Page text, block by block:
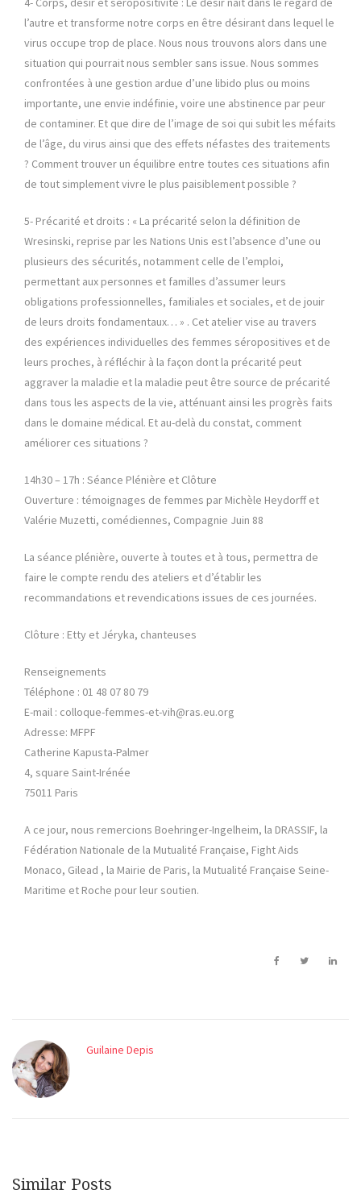
l’autre et transforme notre corps en être désirant dans lequel le
virus occupe trop de place. Nous nous trouvons alors dans une
situation qui pourrait nous sembler sans issue. Nous sommes
confrontées à une gestion ardue d’une libido plus ou moins
importante, une envie indéfinie, voire une abstinence par peur
de contaminer. Et que dire de l’image de soi qui subit les méfaits
de l’âge, du virus ainsi que des effets néfastes des traitements
? Comment trouver un équilibre entre toutes ces situations afin
de tout simplement vivre le plus paisiblement possible ?
5- Précarité et droits : « La précarité selon la définition de
Wresinski, reprise par les Nations Unis est l’absence d’une ou
plusieurs des sécurités, notamment celle de l’emploi,
permettant aux personnes et familles d’assumer leurs
obligations professionnelles, familiales et sociales, et de jouir
de leurs droits fondamentaux… » . Cet atelier vise au travers
des expériences individuelles des femmes séropositives et de
leurs proches, à réfléchir à la façon dont la précarité peut
aggraver la maladie et la maladie peut être source de précarité
dans tous les aspects de la vie, atténuant ainsi les progrès faits
dans le domaine médical. Et au-delà du constat, comment
améliorer ces situations ?
14h30 – 17h : Séance Plénière et Clôture
Ouverture : témoignages de femmes par Michèle Heydorff et
Valérie Muzetti, comédiennes, Compagnie Juin 88
La séance plénière, ouverte à toutes et à tous, permettra de
faire le compte rendu des ateliers et d’établir les
recommandations et revendications issues de ces journées.
Clôture : Etty et Jéryka, chanteuses
Renseignements
Téléphone : 01 48 07 80 79
E-mail : colloque-femmes-et-vih@ras.eu.org
Adresse: MFPF
Catherine Kapusta-Palmer
4, square Saint-Irénée
75011 Paris
A ce jour, nous remercions Boehringer-Ingelheim, la DRASSIF, la
Fédération Nationale de la Mutualité Française, Fight Aids
Monaco, Gilead , la Mairie de Paris, la Mutualité Française Seine-
Maritime et Roche pour leur soutien.
Guilaine Depis
Similar Posts